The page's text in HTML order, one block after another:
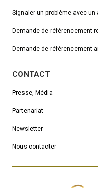
Signaler un problème avec un
Demande de référencement
Demande de référencement
CONTACT
Presse, Média
Partenariat
Newsletter
Nous contacter